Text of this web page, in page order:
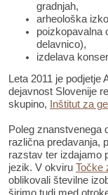
gradnjah,
arheološka
poizkopavalna
delavnico),
izdelava
Leta 2011 je
dejavnost Slovenije
skupino,
Inštitut za
Poleg znanstvenega
različna predavanja,
razstav ter izdajamo
jezik. V okviru Točke
oblikovali številne